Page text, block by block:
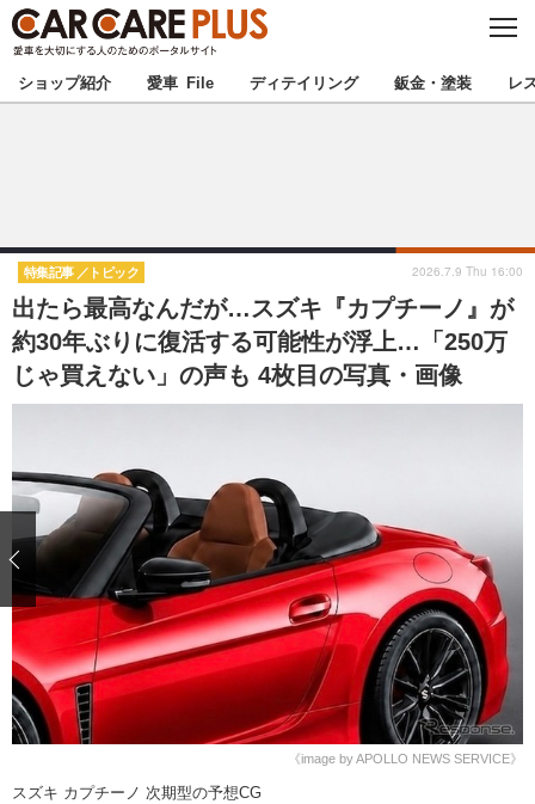
C
S
E
★カーケアプラス認定★ 厳選プロショップを地域から探す
甲信越 北陸
東海 関西
中国 四国
注目の記事
ショップレポート 愛車 File
自動車豆知識 ストップ！不具合修理＆粗悪修理
鈑金・塗装
ディテイリング
ディテイリング 洗車
ヘッドライト磨き コーティング
フィルム・ラッピング
鈑金・塗装
小キズ直し 防錆
特集記事
ストップ 不具合修理＆粗悪修理
カーメーカー「旧車」関連プロジェ
クト
ショップ紹介
ショップレポート プロショップ検索
レストア
カーメーカー「旧車」関連プロジ
イベント
ショップ紹介 愛車 File ディテイリング 鈑金・塗装 レ
出たら最高なんだが…スズキ『カプチーノ』が
約30年ぶりに復活する可能性が浮上…「250万
じゃ買えない」の声も 4枚目の写真・画像
特集記事 トピック 2026.7.9 Thu 16:00
《image by APOLLO NEWS SERVICE》
スズキ カプチーノ 次期型の予想CG